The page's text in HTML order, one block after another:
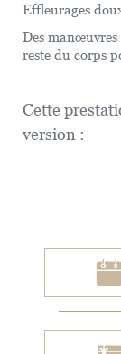
Effleurages
Des manœuvres
reste du corps
Cette
version :